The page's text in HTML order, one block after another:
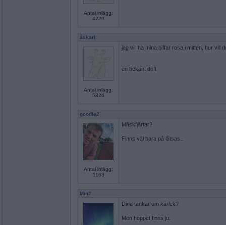
Antal inlägg:
4220
åskarl
Antal inlägg:
5826
jag vill ha mina biffar rosa i mitten, hur vill
en bekant doft
goodie2
Antal inlägg:
1163
Mäskfjärtar?
Finns väl bara på låtsas..
Mm2
Dina tankar om kärlek?
Men hoppet finns ju.